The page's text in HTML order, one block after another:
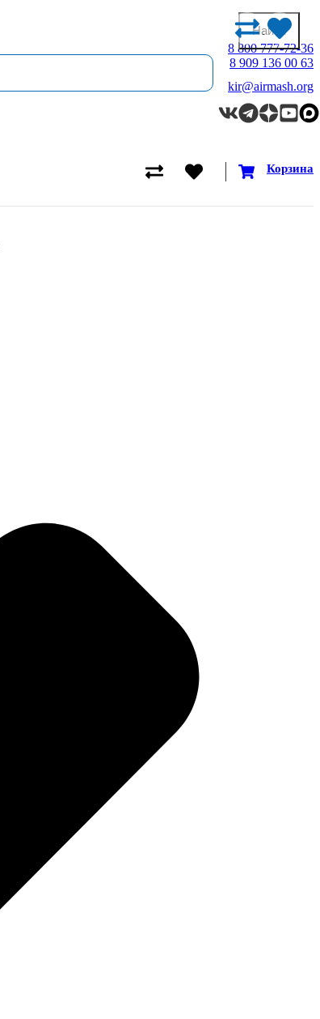
8 800 777-72-36
8 909 136 00 63
kir@airmash.org
Корзина